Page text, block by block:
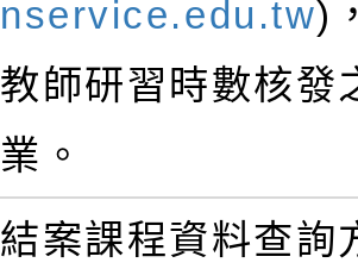
nservice.edu.tw)
教師研習時數核發
業。
結案課程資料查詢